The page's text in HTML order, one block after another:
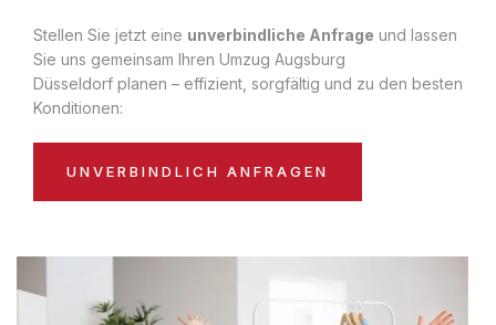
Stellen Sie jetzt eine unverbindliche Anfrage und lassen
Sie uns gemeinsam Ihren Umzug Augsburg
Düsseldorf planen – effizient, sorgfältig und zu den besten
Konditionen:
UNVERBINDLICH ANFRAGEN